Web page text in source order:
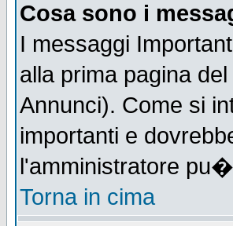
Cosa sono i
I messaggi
alla prima pagina
Annunci). Come si
importanti e
l'amministratore
Torna in cima